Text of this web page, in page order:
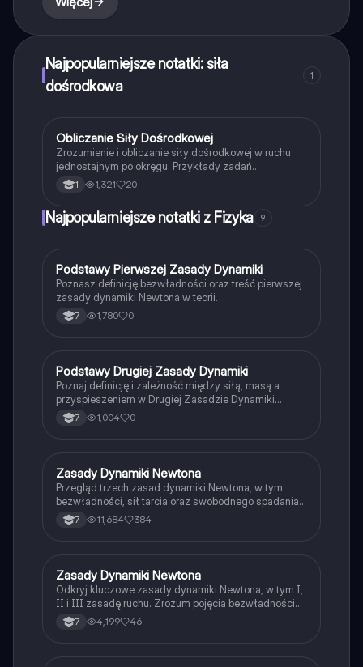
Najpopularniejsze notatki: siła
dośrodkowa
1
Fizyka
Obliczanie Siły Dośrodkowej
Zrozumienie i obliczanie siły dośrodkowej w ruchu
jednostajnym po okręgu. Przykłady zadań
dotyczących karuzeli i samochodów, w tym wzory na
prędkość, częstotliwość oraz siłę dośrodkową.
1 1,321 20
Najpopularniejsze notatki z Fizyka 9
PFizyka
Podstawy Pierwszej Zasady Dynamiki
Poznasz definicję bezwładności oraz treść pierwszej
zasady dynamiki Newtona w teorii.
7 1,780 0
PFizyka
Podstawy Drugiej Zasady Dynamiki
Poznaj definicję i zależność między siłą, masą a
przyspieszeniem w Drugiej Zasadzie Dynamiki
Newtona.
7 1,004 0
Fizyka
Zasady Dynamiki Newtona
Przegląd trzech zasad dynamiki Newtona, w tym
bezwładności, sił tarcia oraz swobodnego spadania
ciał. Zrozumienie podstawowych pojęć, takich jak
siła wypadkowa i przyspieszenie, z przykładami
7 11,684 384
Fizyka
Zasady Dynamiki Newtona
Odkryj kluczowe zasady dynamiki Newtona, w tym I,
II i III zasadę ruchu. Zrozum pojęcia bezwładności
oraz swobodnego spadania ciał. Materiał zawiera
szczegółowe wyjaśnienia oraz przykłady
7 4,199 46